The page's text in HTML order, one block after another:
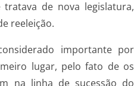
de nova legislatura,
reeleição.
importante por
lugar, pelo fato de os
na linha de sucessão do